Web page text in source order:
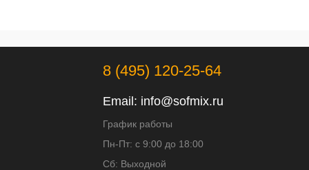
8 (495) 120-25-64
Email: info@sofmix.ru
График работы
Пн-Пт: с 9:00 до 18:00
Сб: Выходной